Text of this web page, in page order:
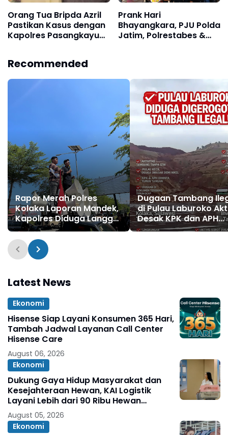
Orang Tua Bripda Azril
Pastikan Kasus dengan
Kapolres Pasangkayu
Prank Hari
Bhayangkara, PJU Polda
Jatim, Polrestabes &
Ujungnya Malah Potong
Kue
Recommended
Rapor Merah Polres
Kolaka Laporan Mandek,
Kapolres Diduga Langgar
Perkap dan Abaikan
Kepastian Hukum
Dugaan Tambang
di Pulau Laburoko
Desak KPK dan APH
Bertindak
Latest News
Ekonomi
Hisense Siap Layani Konsumen 365 Hari,
Tambah Jadwal Layanan Call Center
Hisense Care
August 06, 2026
Ekonomi
Dukung Gaya Hidup Masyarakat dan
Kesejahteraan Hewan, KAI Logistik
Layani Lebih dari 90 Ribu Hewan
Peliharaan pada Semester I 2026
August 05, 2026
Ekonomi